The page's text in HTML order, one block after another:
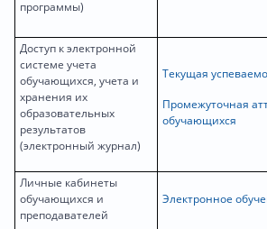
программы)
Доступ к электронной
системе учета
обучающихся, учета и
хранения их
образовательных
результатов
(электронный журнал)
Текущая
Промежуточная
обучающихся
Личные кабинеты
обучающихся и
преподавателей
Электронное